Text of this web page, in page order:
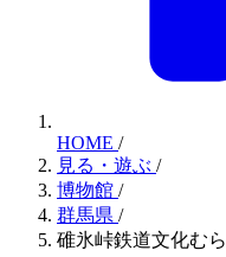
HOME /
見る・遊ぶ /
博物館 /
群馬県 /
碓氷峠鉄道文化むら